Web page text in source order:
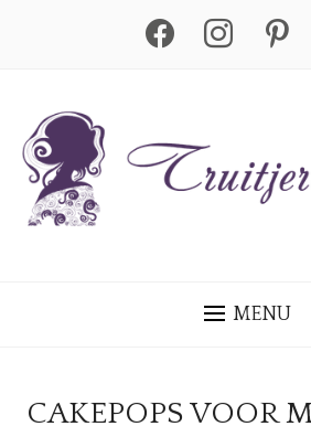
facebook instagram pinterest
MENU
CAKEPOPS VOOR